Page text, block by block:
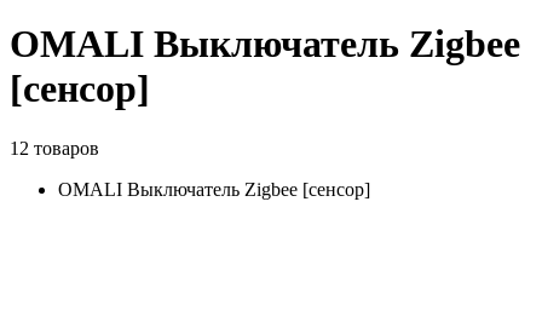
OMALI Выключатель Zigbee
[сенсор]
12 товаров
OMALI Выключатель Zigbee [сенсор]